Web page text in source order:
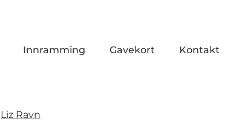
Innramming Gavekort Kontakt
Liz Ravn